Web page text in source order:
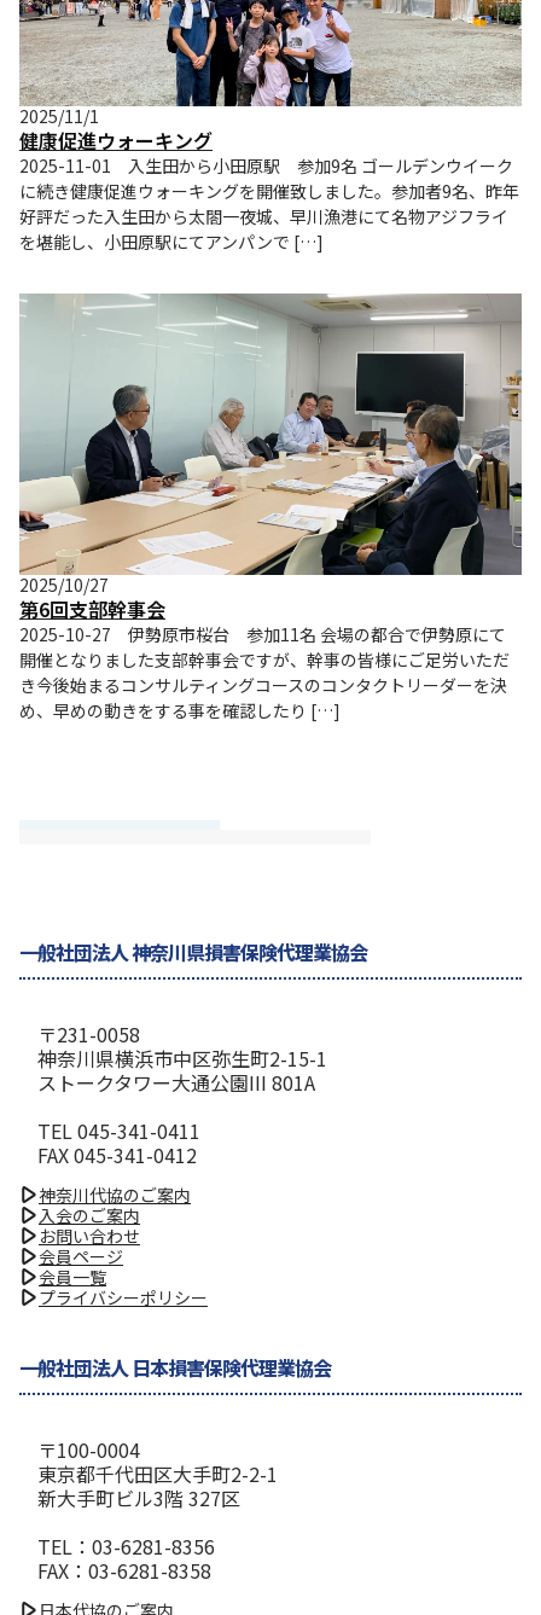
2025/11/1
健康促進ウォーキング
2025-11-01 入生田から小田原駅 参加9名 ゴールデンウイーク
に続き健康促進ウォーキングを開催致しました。参加者9名、昨年
好評だった入生田から太閤一夜城、早川漁港にて名物アジフライ
を堪能し、小田原駅にてアンパンで […]
2025/10/27
第6回支部幹事会
2025-10-27 伊勢原市桜台 参加11名 会場の都合で伊勢原にて
開催となりました支部幹事会ですが、幹事の皆様にご足労いただ
き今後始まるコンサルティングコースのコンタクトリーダーを決
め、早めの動きをする事を確認したり […]
一般社団法人 神奈川県損害保険代理業協会
〒231-0058
神奈川県横浜市中区弥生町2-15-1
ストークタワー大通公園III 801A
TEL 045-341-0411
FAX 045-341-0412
神奈川代協のご案内
入会のご案内
お問い合わせ
会員ページ
会員一覧
プライバシーポリシー
一般社団法人 日本損害保険代理業協会
〒100-0004
東京都千代田区大手町2-2-1
新大手町ビル3階 327区
TEL：03-6281-8356
FAX：03-6281-8358